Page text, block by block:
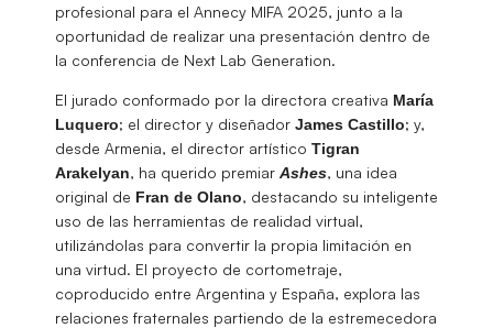
profesional para el Annecy MIFA 2025, junto a la
oportunidad de realizar una presentación dentro de
la conferencia de Next Lab Generation.
El jurado conformado por la directora creativa María
Luquero; el director y diseñador James Castillo; y,
desde Armenia, el director artístico Tigran
Arakelyan, ha querido premiar Ashes, una idea
original de Fran de Olano, destacando su inteligente
uso de las herramientas de realidad virtual,
utilizándolas para convertir la propia limitación en
una virtud. El proyecto de cortometraje,
coproducido entre Argentina y España, explora las
relaciones fraternales partiendo de la estremecedora